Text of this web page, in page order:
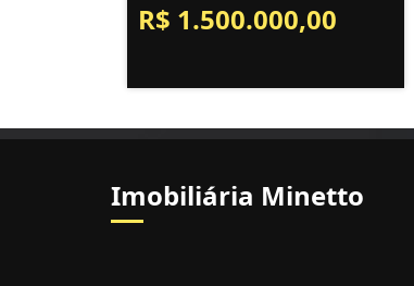
R$ 1.500.000,00
Imobiliária Minetto